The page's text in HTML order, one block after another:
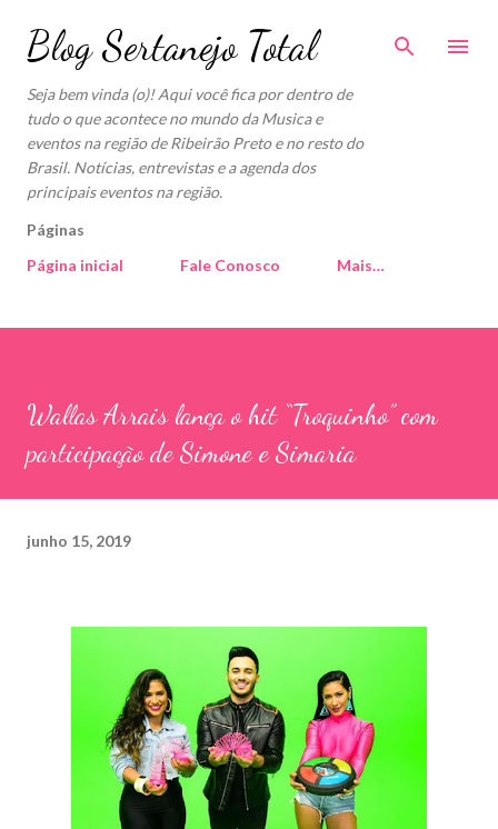
Pular para o conteúdo principal
Blog Sertanejo Total
Seja bem vinda (o)! Aqui você fica por dentro de
tudo o que acontece no mundo da Musica e
eventos na região de Ribeirão Preto e no resto do
Brasil. Notícias, entrevistas e a agenda dos
principais eventos na região.
Páginas
Página inicial
Fale Conosco Mais…
Wallas Arrais lança o hit “Troquinho” com
participação de Simone e Simaria
junho 15, 2019